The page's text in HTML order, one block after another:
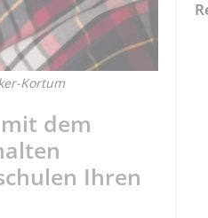
Kortum
dem
Ihren